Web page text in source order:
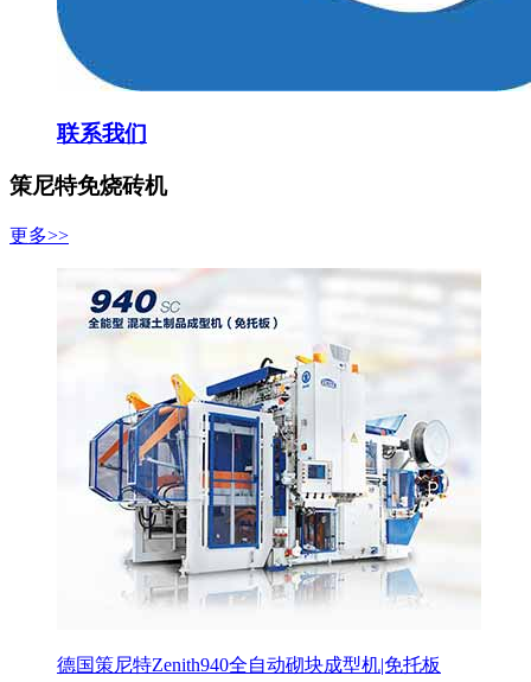
联系我们
策尼特免烧砖机
更多>>
德国策尼特Zenith940全自动砌块成型机|免托板